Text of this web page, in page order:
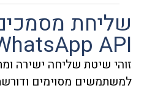
שליחת
API
זוהי שיטת שליחה ישירה
למשתמשים מסוימים